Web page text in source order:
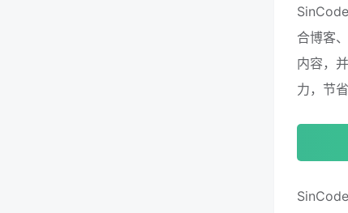
合博客
内容，
力，节